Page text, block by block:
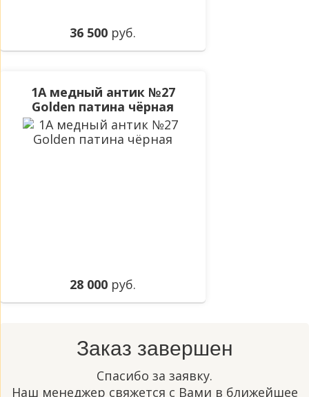
36 500 руб.
1А медный антик №27
Golden патина чёрная
28 000 руб.
Заказ завершен
Спасибо за заявку.
Наш менеджер свяжется с Вами в ближейшее